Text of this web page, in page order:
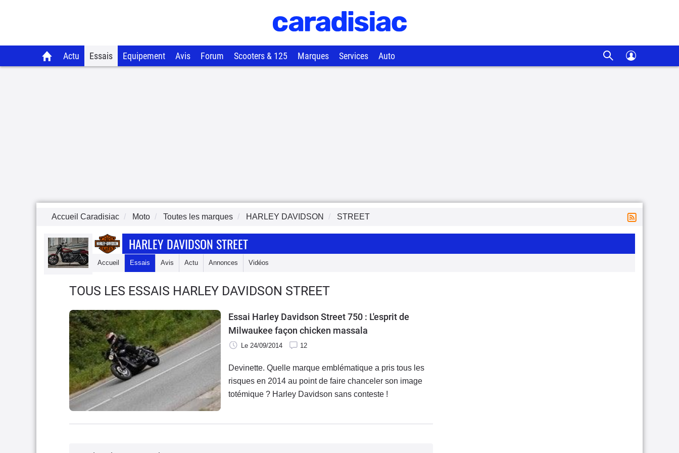
Actu Essais Equipement Avis Forum Scooters & 125 Marques Services Auto
Accueil Caradisiac Moto Toutes les marques HARLEY DAVIDSON STREET
HARLEY DAVIDSON STREET
Accueil Essais Avis Actu Annonces Vidéos
TOUS LES ESSAIS HARLEY DAVIDSON STREET
Essai Harley Davidson Street 750 : L'esprit de
Milwaukee façon chicken massala
Le 24/09/2014 12
Devinette. Quelle marque emblématique a pris tous les
risques en 2014 au point de faire chanceler son image
totémique ? Harley Davidson sans conteste !